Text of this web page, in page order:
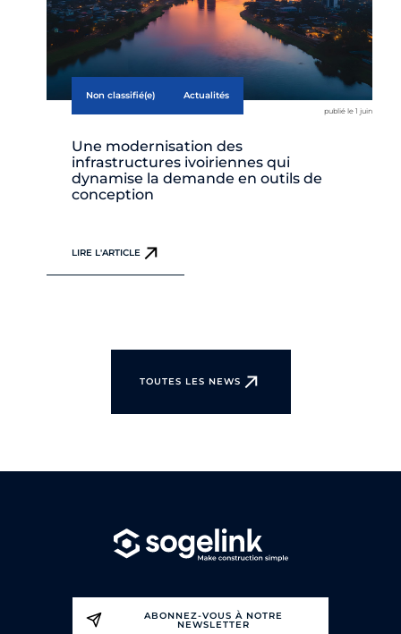
Non classifié(e) Actualités
publié le 1 juin
Une modernisation des
infrastructures ivoiriennes qui
dynamise la demande en outils de
conception
LIRE L'ARTICLE
TOUTES LES NEWS
ABONNEZ-VOUS À NOTRE
NEWSLETTER